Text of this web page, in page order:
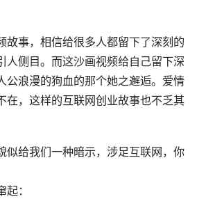
故事，相信给很多人都留下了深刻的
人侧目。而这沙画视频给自己留下深
公浪漫的狗血的那个她之邂逅。爱情
在，这样的互联网创业故事也不乏其
似给我们一种暗示，涉足互联网，你
：